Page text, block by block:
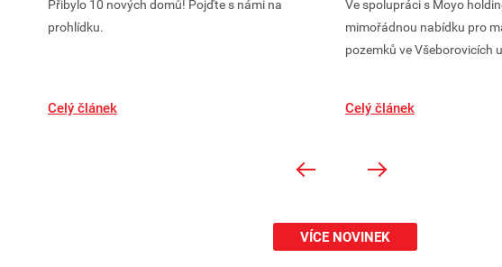
Přibylo 10 nových domů! Pojďte s námi na
prohlídku.
Celý článek
Ve spolupráci s Moyo
mimořádnou nabídku pro
pozemků ve Všeborovicích
Celý článek
VÍCE NOVINEK